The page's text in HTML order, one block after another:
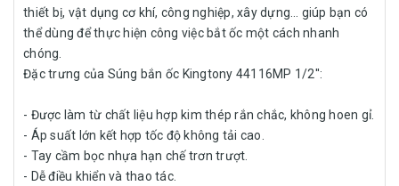
thiết bị, vật dụng cơ khí, công nghiệp, xây dựng… giúp bạn có
thể dùng để thực hiện công việc bắt ốc một cách nhanh
chóng.
Đặc trưng của Súng bắn ốc Kingtony 44116MP 1/2'':
- Được làm từ chất liệu hợp kim thép rắn chắc, không hoen gỉ.
- Áp suất lớn kết hợp tốc độ không tải cao.
- Tay cầm bọc nhựa hạn chế trơn trượt.
- Dễ điều khiển và thao tác.